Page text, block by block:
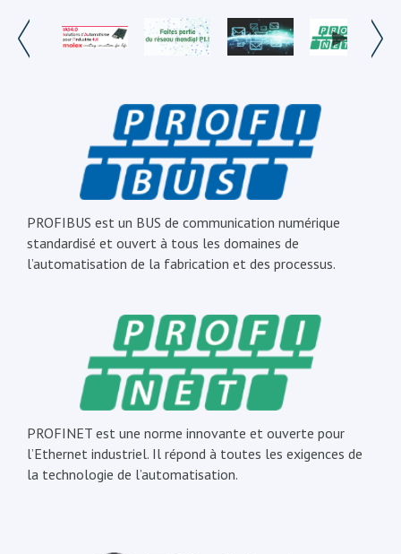
PROFIBUS est un BUS de communication numérique
standardisé et ouvert à tous les domaines de
l’automatisation de la fabrication et des processus.
PROFINET est une norme innovante et ouverte pour
l’Ethernet industriel. Il répond à toutes les exigences de
la technologie de l’automatisation.